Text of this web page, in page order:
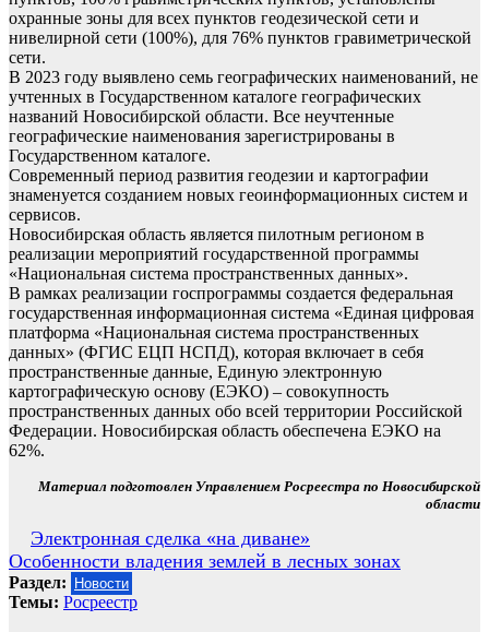
охранные зоны для всех пунктов геодезической сети и
нивелирной сети (100%), для 76% пунктов гравиметрической
сети.
В 2023 году выявлено семь географических наименований, не
учтенных в Государственном каталоге географических
названий Новосибирской области. Все неучтенные
географические наименования зарегистрированы в
Государственном каталоге.
Современный период развития геодезии и картографии
знаменуется созданием новых геоинформационных систем и
сервисов.
Новосибирская область является пилотным регионом в
реализации мероприятий государственной программы
«Национальная система пространственных данных».
В рамках реализации госпрограммы создается федеральная
государственная информационная система «Единая цифровая
платформа «Национальная система пространственных
данных» (ФГИС ЕЦП НСПД), которая включает в себя
пространственные данные, Единую электронную
картографическую основу (ЕЭКО) – совокупность
пространственных данных обо всей территории Российской
Федерации. Новосибирская область обеспечена ЕЭКО на
62%.
Материал подготовлен Управлением Росреестра по Новосибирской
области
Навигация
по
записям
Электронная сделка «на диване»
Особенности владения землей в лесных зонах
Раздел: Новости
Темы: Росреестр